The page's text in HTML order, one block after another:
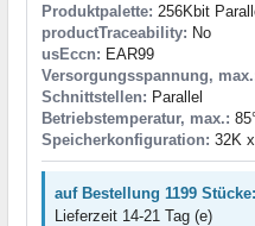
Produktpalette: 256Kbit
productTraceability: No
usEccn: EAR99
Versorgungsspannung,
Schnittstellen: Parallel
Betriebstemperatur, max.:
Speicherkonfiguration: 32K
auf Bestellung 1199 Stücke:
Lieferzeit 14-21 Tag (e)